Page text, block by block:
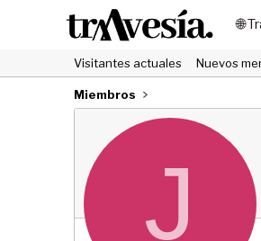
🌐
Visitantes actuales Nuevos
Miembros
J